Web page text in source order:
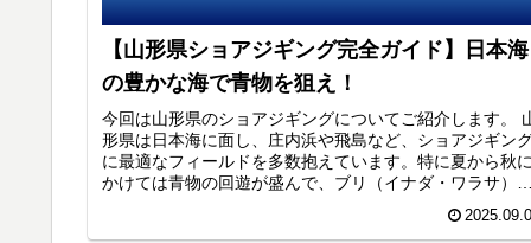
【山形県ショアジギング完全ガイド】日本海
の豊かな海で青物を狙え！
今回は山形県のショアジギングについてご紹介します。
形県は日本海に面し、庄内浜や飛島など、ショアジギン
に最適なフィールドを多数抱えています。特に夏から秋に
かけては青物の回遊が盛んで、ブリ（イナダ・ワラサ）、
会の釣り場に比べ人も少なく、のびのびと釣りできます